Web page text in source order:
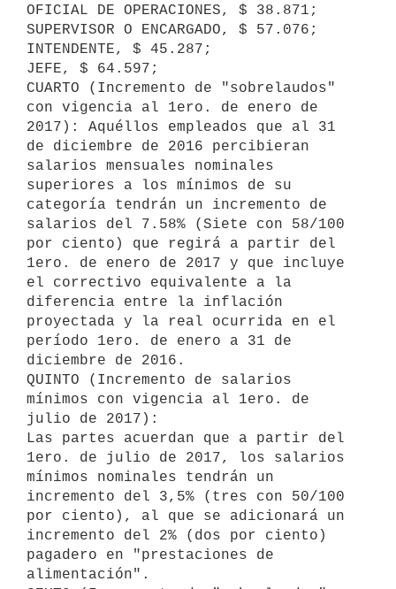
OFICIAL DE OPERACIONES, $ 38.871;
SUPERVISOR O ENCARGADO, $ 57.076;
INTENDENTE, $ 45.287;
JEFE, $ 64.597;
CUARTO (Incremento de "sobrelaudos"
con vigencia al 1ero. de enero de
2017): Aquéllos empleados que al 31
de diciembre de 2016 percibieran
salarios mensuales nominales
superiores a los mínimos de su
categoría tendrán un incremento de
salarios del 7.58% (Siete con 58/100
por ciento) que regirá a partir del
1ero. de enero de 2017 y que incluye
el correctivo equivalente a la
diferencia entre la inflación
proyectada y la real ocurrida en el
período 1ero. de enero a 31 de
diciembre de 2016.
QUINTO (Incremento de salarios
mínimos con vigencia al 1ero. de
julio de 2017):
Las partes acuerdan que a partir del
1ero. de julio de 2017, los salarios
mínimos nominales tendrán un
incremento del 3,5% (tres con 50/100
por ciento), al que se adicionará un
incremento del 2% (dos por ciento)
pagadero en "prestaciones de
alimentación".